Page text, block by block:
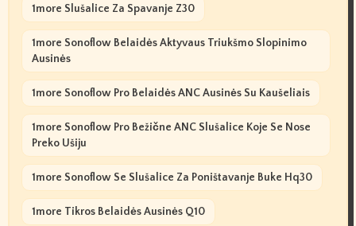
1more Slušalice Za Spavanje Z30
1more Sonoflow Belaidės Aktyvaus Triukšmo Slopinimo
Ausinės
1more Sonoflow Pro Belaidės ANC Ausinės Su Kaušeliais
1more Sonoflow Pro Bežične ANC Slušalice Koje Se Nose
Preko Ušiju
1more Sonoflow Se Slušalice Za Poništavanje Buke Hq30
1more Tikros Belaidės Ausinės Q10